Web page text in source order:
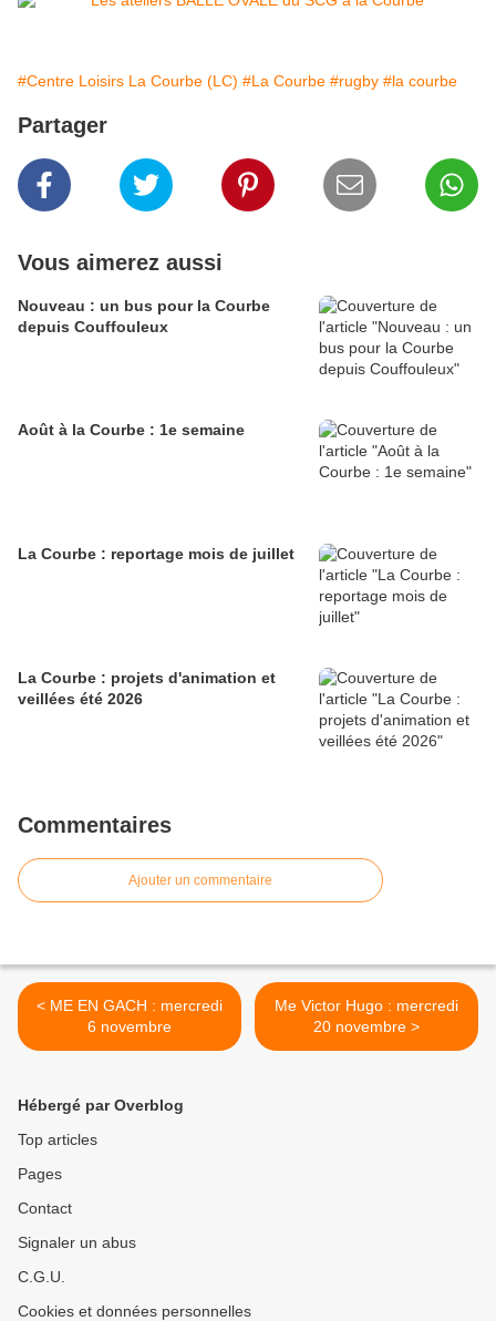
#Centre Loisirs La Courbe (LC) #La Courbe #rugby #la courbe
Partager
Vous aimerez aussi
Nouveau : un bus pour la Courbe
depuis Couffouleux
Août à la Courbe : 1e semaine
La Courbe : reportage mois de juillet
La Courbe : projets d'animation et
veillées été 2026
Commentaires
Ajouter un commentaire
< ME EN GACH : mercredi
6 novembre
Me Victor Hugo : mercredi
20 novembre >
Hébergé par Overblog
Top articles
Pages
Contact
Signaler un abus
C.G.U.
Cookies et données personnelles